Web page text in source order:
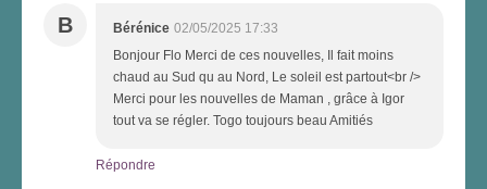
B Bérénice 02/05/2025 17:33
Bonjour Flo Merci de ces nouvelles, Il fait moins
chaud au Sud qu au Nord, Le soleil est partout<br />
Merci pour les nouvelles de Maman , grâce à Igor
tout va se régler. Togo toujours beau Amitiés
Répondre